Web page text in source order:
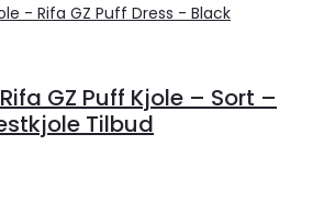
GZ Puff Kjole – Sort –
Tilbud